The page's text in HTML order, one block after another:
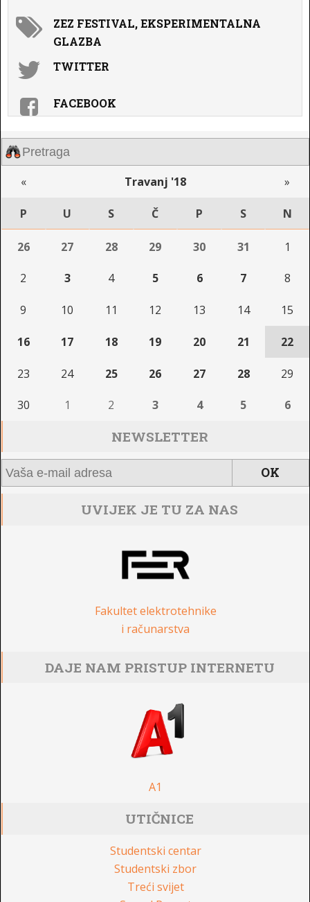
ZEZ FESTIVAL, EKSPERIMENTALNA
GLAZBA
TWITTER
FACEBOOK
« Travanj '18 »
P U S Č P S N
26 27 28 29 30 31 1
2 3 4 5 6 7 8
9 10 11 12 13 14 15
16 17 18 19 20 21 22
23 24 25 26 27 28 29
30 1 2 3 4 5 6
NEWSLETTER
UVIJEK JE TU ZA NAS
Fakultet elektrotehnike
i računarstva
DAJE NAM PRISTUP INTERNETU
A1
UTIČNICE
Studentski centar
Studentski zbor
Treći svijet